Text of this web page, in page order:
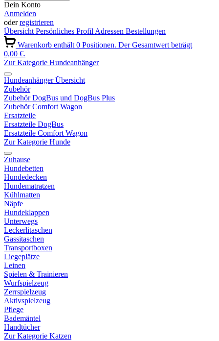
Dein Konto
Anmelden
oderregistrieren
ÜbersichtPersönliches ProfilAdressen Bestellungen
Warenkorb enthält 0 Positionen. Der Gesamtwert beträgt
0,00 €.
Zur Kategorie Hundeanhänger
Hundeanhänger Übersicht
Zubehör
Zubehör DogBus und DogBus Plus
Zubehör Comfort Wagon
Ersatzteile
Ersatzteile DogBus
Ersatzteile Comfort Wagon
Zur Kategorie Hunde
Zuhause
Hundebetten
Hundedecken
Hundematratzen
Kühlmatten
Näpfe
Hundeklappen
Unterwegs
Leckerlitaschen
Gassitaschen
Transportboxen
Liegeplätze
Leinen
Spielen & Trainieren
Wurfspielzeug
Zerrspielzeug
Aktivspielzeug
Pflege
Bademäntel
Handtücher
Zur Kategorie Katzen